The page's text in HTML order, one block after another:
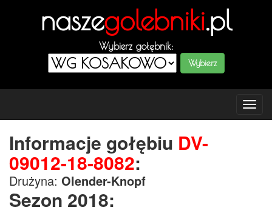
naszegolebniki.pl
Wybierz gołębnik:
Informacje gołębiu DV-
09012-18-8082:
Drużyna: Olender-Knopf
Sezon 2018: